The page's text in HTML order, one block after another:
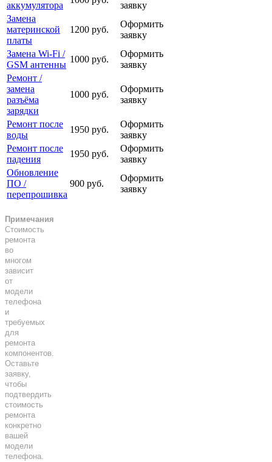
аккумулятора
заявку
Замена
материнской
платы
1200 руб.
Оформить
заявку
Замена Wi-Fi /
GSM антенны
1000 руб.
Оформить
заявку
Ремонт /
замена
разъёма
зарядки
1000 руб.
Оформить
заявку
Ремонт после
воды
1950 руб.
Оформить
заявку
Ремонт после
падения
1950 руб.
Оформить
заявку
Обновление
ПО /
перепрошивка
900 руб.
Оформить
заявку
Примечания
Стоимость
ремонта
во
многом
зависит
от
модели
телефона
и
требуемых
для
ремонта
компонентов.
Оставьте
заявку,
чтобы
подтвердить
стоимость
ремонта
конкретно
вашей
модели
телефона.